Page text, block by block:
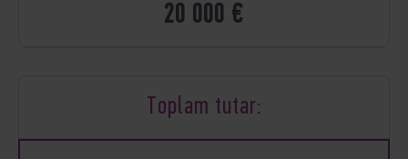
20 000 €
Toplam tutar: